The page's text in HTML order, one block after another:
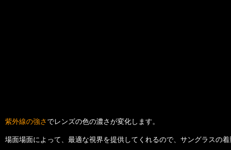
紫外線の強さ でレンズの色の濃さが変化します。
場面場面によって、最適な視界を提供してくれるので、サングラスの